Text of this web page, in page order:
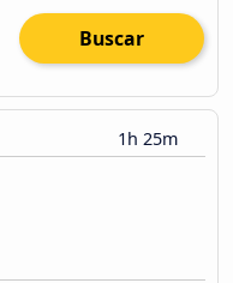
Buscar
1h 25m